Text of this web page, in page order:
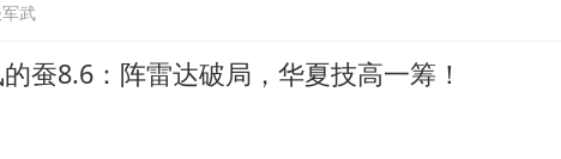
武
蚕8.6：阵雷达破局，华夏技高一筹！